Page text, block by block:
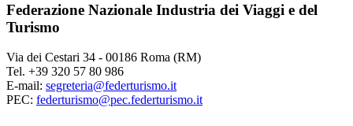
Federazione Nazionale Industria dei Viaggi e del
Turismo
Via dei Cestari 34 - 00186 Roma (RM)
Tel. +39 320 57 80 986
E-mail: segreteria@federturismo.it
PEC: federturismo@pec.federturismo.it